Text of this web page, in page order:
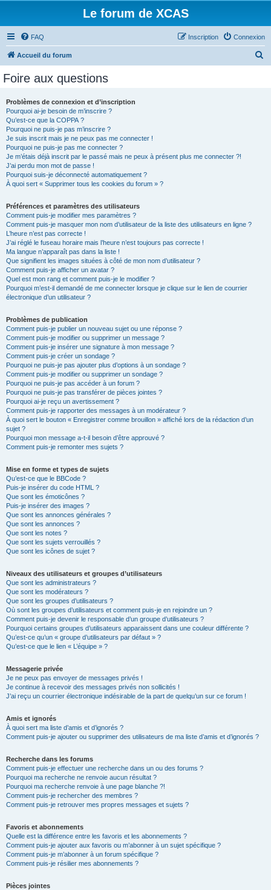
Le forum de XCAS
FAQ Connexion
Inscription
Accueil du forum
Foire aux questions
Problèmes de connexion et d’inscription
Pourquoi ai-je besoin de m’inscrire ?
Qu’est-ce que la COPPA ?
Pourquoi ne puis-je pas m’inscrire ?
Je suis inscrit mais je ne peux pas me connecter !
Pourquoi ne puis-je pas me connecter ?
Je m’étais déjà inscrit par le passé mais ne peux à présent plus me connecter ?!
J’ai perdu mon mot de passe !
Pourquoi suis-je déconnecté automatiquement ?
À quoi sert « Supprimer tous les cookies du forum » ?
Préférences et paramètres des utilisateurs
Comment puis-je modifier mes paramètres ?
Comment puis-je masquer mon nom d’utilisateur de la liste des utilisateurs en ligne ?
L’heure n’est pas correcte !
J’ai réglé le fuseau horaire mais l’heure n’est toujours pas correcte !
Ma langue n’apparaît pas dans la liste !
Que signifient les images situées à côté de mon nom d’utilisateur ?
Comment puis-je afficher un avatar ?
Quel est mon rang et comment puis-je le modifier ?
Pourquoi m’est-il demandé de me connecter lorsque je clique sur le lien de courrier
électronique d’un utilisateur ?
Problèmes de publication
Comment puis-je publier un nouveau sujet ou une réponse ?
Comment puis-je modifier ou supprimer un message ?
Comment puis-je insérer une signature à mon message ?
Comment puis-je créer un sondage ?
Pourquoi ne puis-je pas ajouter plus d’options à un sondage ?
Comment puis-je modifier ou supprimer un sondage ?
Pourquoi ne puis-je pas accéder à un forum ?
Pourquoi ne puis-je pas transférer de pièces jointes ?
Pourquoi ai-je reçu un avertissement ?
Comment puis-je rapporter des messages à un modérateur ?
À quoi sert le bouton « Enregistrer comme brouillon » affiché lors de la rédaction d’un
sujet ?
Pourquoi mon message a-t-il besoin d’être approuvé ?
Comment puis-je remonter mes sujets ?
Mise en forme et types de sujets
Qu’est-ce que le BBCode ?
Puis-je insérer du code HTML ?
Que sont les émoticônes ?
Puis-je insérer des images ?
Que sont les annonces générales ?
Que sont les annonces ?
Que sont les notes ?
Que sont les sujets verrouillés ?
Que sont les icônes de sujet ?
Niveaux des utilisateurs et groupes d’utilisateurs
Que sont les administrateurs ?
Que sont les modérateurs ?
Que sont les groupes d’utilisateurs ?
Où sont les groupes d’utilisateurs et comment puis-je en rejoindre un ?
Comment puis-je devenir le responsable d’un groupe d’utilisateurs ?
Pourquoi certains groupes d’utilisateurs apparaissent dans une couleur différente ?
Qu’est-ce qu’un « groupe d’utilisateurs par défaut » ?
Qu’est-ce que le lien « L’équipe » ?
Messagerie privée
Je ne peux pas envoyer de messages privés !
Je continue à recevoir des messages privés non sollicités !
J’ai reçu un courrier électronique indésirable de la part de quelqu’un sur ce forum !
Amis et ignorés
À quoi sert ma liste d’amis et d’ignorés ?
Comment puis-je ajouter ou supprimer des utilisateurs de ma liste d’amis et d’ignorés ?
Recherche dans les forums
Comment puis-je effectuer une recherche dans un ou des forums ?
Pourquoi ma recherche ne renvoie aucun résultat ?
Pourquoi ma recherche renvoie à une page blanche ?!
Comment puis-je rechercher des membres ?
Comment puis-je retrouver mes propres messages et sujets ?
Favoris et abonnements
Quelle est la différence entre les favoris et les abonnements ?
Comment puis-je ajouter aux favoris ou m’abonner à un sujet spécifique ?
Comment puis-je m’abonner à un forum spécifique ?
Comment puis-je résilier mes abonnements ?
Pièces jointes